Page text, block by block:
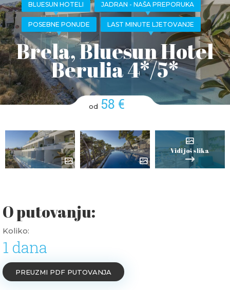
BLUESUN HOTELI JADRAN - NAŠA PREPORUKA
POSEBNE PONUDE LAST MINUTE LJETOVANJE
Brela, Bluesun Hotel
Berulia 4*/5*
od 58 €
Vidi još slika
O putovanju:
Koliko:
1 dana
PREUZMI PDF PUTOVANJA